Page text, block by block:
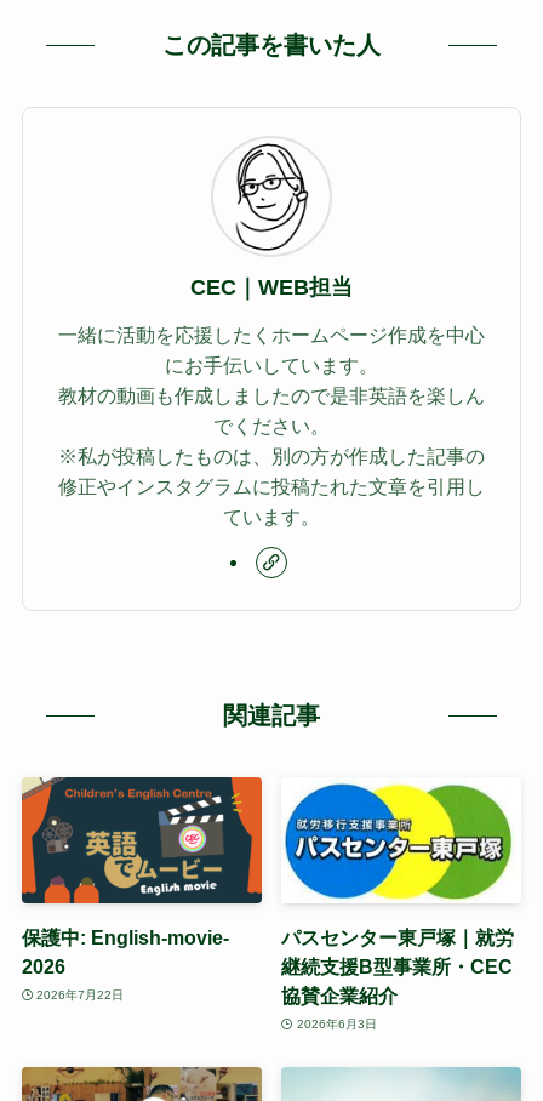
この記事を書いた人
CEC｜WEB担当
一緒に活動を応援したくホームページ作成を中心
にお手伝いしています。
教材の動画も作成しましたので是非英語を楽しん
でください。
※私が投稿したものは、別の方が作成した記事の
修正やインスタグラムに投稿たれた文章を引用し
ています。
関連記事
保護中: English-movie-
2026
2026年7月22日
パスセンター東戸塚｜就労
継続支援B型事業所・CEC
協賛企業紹介
2026年6月3日